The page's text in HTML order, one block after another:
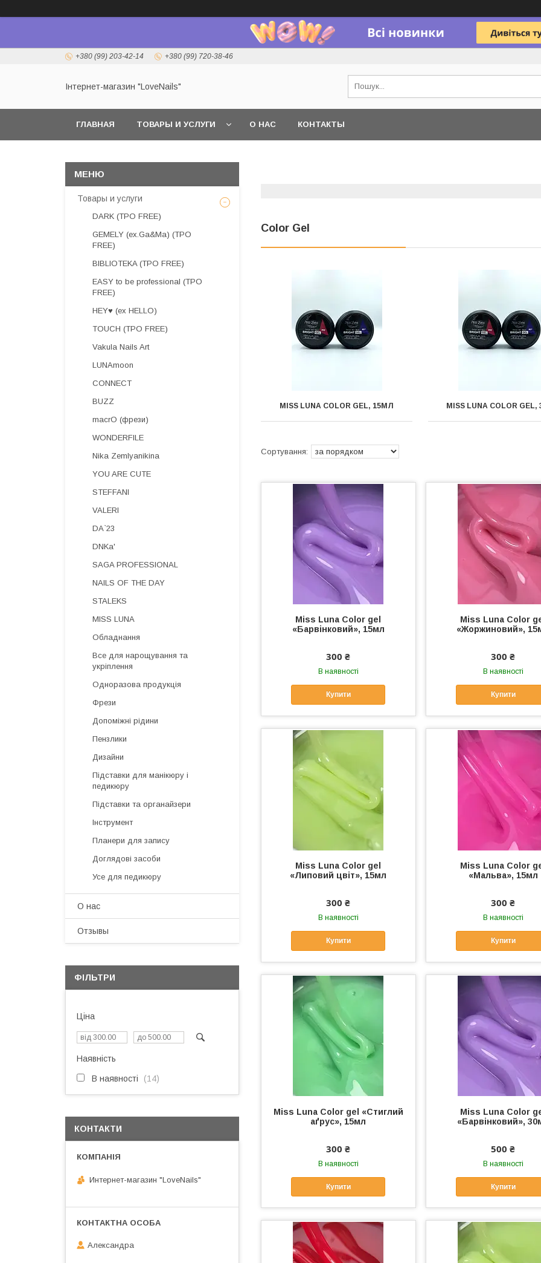
+380 (99) 203-42-14 +380 (99) 720-38-46
Інтернет-магазин "LoveNails"
ГЛАВНАЯ ТОВАРЫ И УСЛУГИ О НАС КОНТАКТЫ
Color Gel
MISS LUNA COLOR GEL, 15МЛ MISS LUNA COLOR
Miss Luna Color gel
«Барвінковий», 15мл
300 ₴
В наявності
Купити
Miss Luna Color
«Жоржиновий»,
300 ₴
В наявності
Купити
Miss Luna Color gel
«Липовий цвіт», 15мл
300 ₴
В наявності
Купити
Miss Luna Color
«Мальва», 15мл
300 ₴
В наявності
Купити
Miss Luna Color gel «Стиглий
аґрус», 15мл
300 ₴
В наявності
Купити
Miss Luna Color
«Барвінковий»,
500 ₴
В наявності
Купити
Товары и услуги
DARK (TPO FREE)
GEMELY (ex.Ga&Ma) (TPO
FREE)
BIBLIOTEKA (TPO FREE)
EASY to be professional (TPO
FREE)
HEY♥ (ex HELLO)
TOUCH (TPO FREE)
Vakula Nails Art
LUNAmoon
CONNECT
BUZZ
macrO (фрези)
WONDERFILE
Nika Zemlyanikina
YOU ARE CUTE
STEFFANI
VALERI
DA`23
DNKa'
SAGA PROFESSIONAL
NAILS OF THE DAY
STALEKS
MISS LUNA
Обладнання
Все для нарощування та
укріплення
Одноразова продукція
Фрези
Допоміжні рідини
Пензлики
Дизайни
Підставки для манікюру і
педикюру
Підставки та органайзери
Інструмент
Планери для запису
Доглядові засоби
Усе для педикюру
О нас
Отзывы
ФІЛЬТРИ
Ціна
Наявність
В наявності 14
КОНТАКТИ
Интернет-магазин "LoveNails"
Александра